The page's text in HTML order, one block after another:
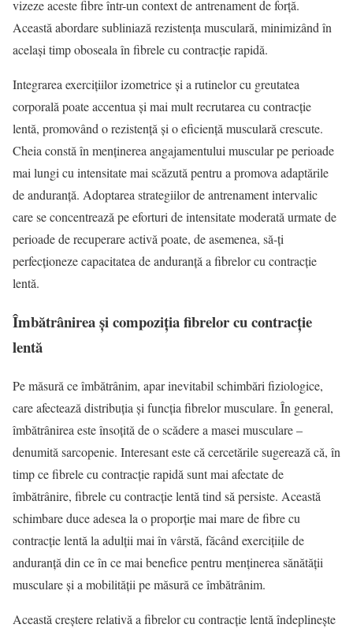
vizeze aceste fibre într-un context de antrenament de forță.
Această abordare subliniază rezistența musculară, minimizând în
același timp oboseala în fibrele cu contracție rapidă.
Integrarea exercițiilor izometrice și a rutinelor cu greutatea
corporală poate accentua și mai mult recrutarea cu contracție
lentă, promovând o rezistență și o eficiență musculară crescute.
Cheia constă în menținerea angajamentului muscular pe perioade
mai lungi cu intensitate mai scăzută pentru a promova adaptările
de anduranță. Adoptarea strategiilor de antrenament intervalic
care se concentrează pe eforturi de intensitate moderată urmate de
perioade de recuperare activă poate, de asemenea, să-ți
perfecționeze capacitatea de anduranță a fibrelor cu contracție
lentă.
Îmbătrânirea și compoziția fibrelor cu contracție
lentă
Pe măsură ce îmbătrânim, apar inevitabil schimbări fiziologice,
care afectează distribuția și funcția fibrelor musculare. În general,
îmbătrânirea este însoțită de o scădere a masei musculare –
denumită sarcopenie. Interesant este că cercetările sugerează că, în
timp ce fibrele cu contracție rapidă sunt mai afectate de
îmbătrânire, fibrele cu contracție lentă tind să persiste. Această
schimbare duce adesea la o proporție mai mare de fibre cu
contracție lentă la adulții mai în vârstă, făcând exercițiile de
anduranță din ce în ce mai benefice pentru menținerea sănătății
musculare și a mobilității pe măsură ce îmbătrânim.
Această creștere relativă a fibrelor cu contracție lentă îndeplinește